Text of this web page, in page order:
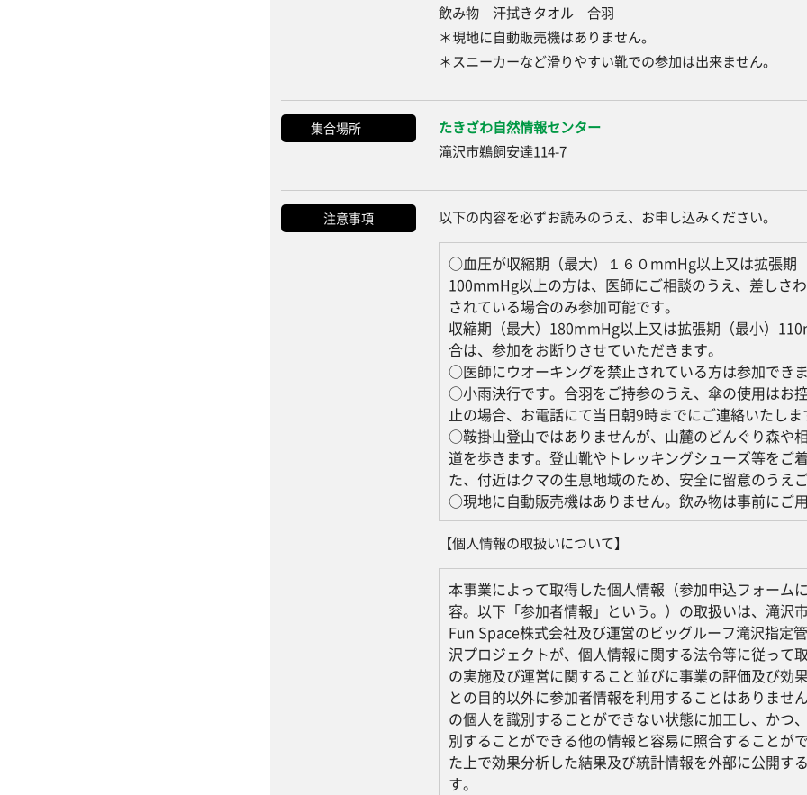
飲み物 汗拭きタオル 合羽
＊現地に自動販売機はありません。
＊スニーカーなど滑りやすい靴での参加は出来ません。
集合場所
たきざわ自然情報センター
滝沢市鵜飼安達114-7
注意事項 以下の内容を必ずお読みのうえ、お申し込みください。
○血圧が収縮期（最大）１６０mmHg以上又は拡張期
100mmHg以上の方は、医師にご相談のうえ、差しさ
されている場合のみ参加可能です。
収縮期（最大）180mmHg以上又は拡張期（最小）
合は、参加をお断りさせていただきます。
○医師にウオーキングを禁止されている方は参加でき
○小雨決行です。合羽をご持参のうえ、傘の使用はお
止の場合、お電話にて当日朝9時までにご連絡いたしま
○鞍掛山登山ではありませんが、山麓のどんぐり森や
道を歩きます。登山靴やトレッキングシューズ等をご
た、付近はクマの生息地域のため、安全に留意のうえ
○現地に自動販売機はありません。飲み物は事前にご
【個人情報の取扱いについて】
本事業によって取得した個人情報（参加申込フォーム
容。以下「参加者情報」という。）の取扱いは、滝沢
Fun Space株式会社及び運営のビッグルーフ滝沢指定
沢プロジェクトが、個人情報に関する法令等に従って
の実施及び運営に関すること並びに事業の評価及び効
との目的以外に参加者情報を利用することはありませ
の個人を識別することができない状態に加工し、かつ
別することができる他の情報と容易に照合することが
た上で効果分析した結果及び統計情報を外部に公開す
す。